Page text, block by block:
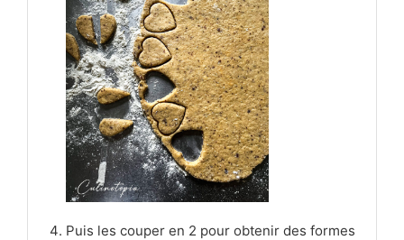
Puis les couper en 2 pour obtenir des formes